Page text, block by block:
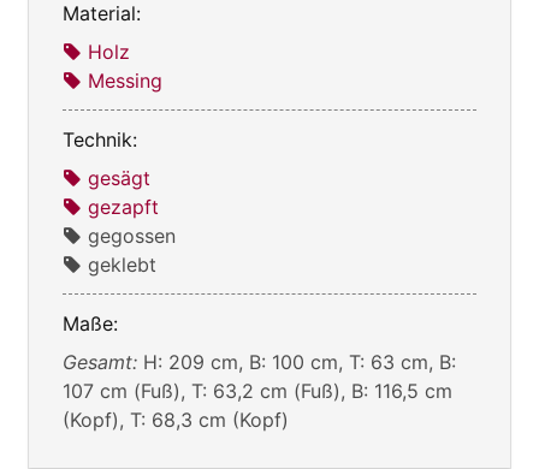
Material:
Holz
Messing
Technik:
gesägt
gezapft
gegossen
geklebt
Maße:
Gesamt: H: 209 cm, B: 100 cm, T: 63 cm, B:
107 cm (Fuß), T: 63,2 cm (Fuß), B: 116,5 cm
(Kopf), T: 68,3 cm (Kopf)